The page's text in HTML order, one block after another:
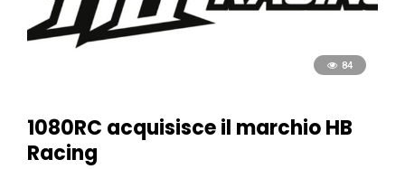
84
1080RC acquisisce il marchio HB
Racing